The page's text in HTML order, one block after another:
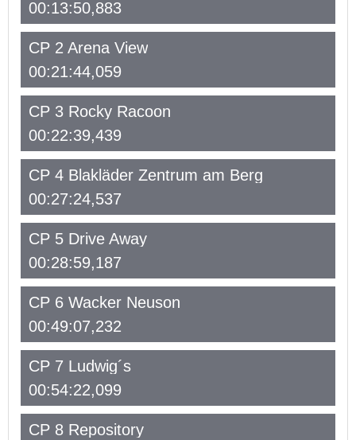
00:13:50,883
CP 2 Arena View
00:21:44,059
CP 3 Rocky Racoon
00:22:39,439
CP 4 Blakläder Zentrum am Berg
00:27:24,537
CP 5 Drive Away
00:28:59,187
CP 6 Wacker Neuson
00:49:07,232
CP 7 Ludwig´s
00:54:22,099
CP 8 Repository